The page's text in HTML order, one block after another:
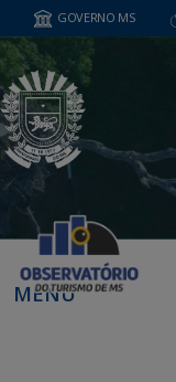
GOVERNO MS
MENU